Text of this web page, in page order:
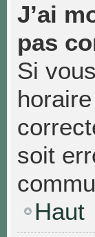
J’ai
pas
Si
soit
Haut